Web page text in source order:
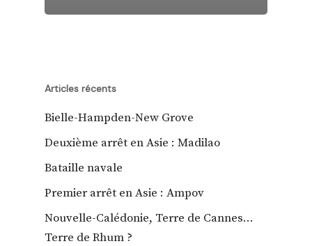
Articles récents
Bielle-Hampden-New Grove
Deuxième arrêt en Asie : Madilao
Bataille navale
Premier arrêt en Asie : Ampov
Nouvelle-Calédonie, Terre de Cannes…
Terre de Rhum ?